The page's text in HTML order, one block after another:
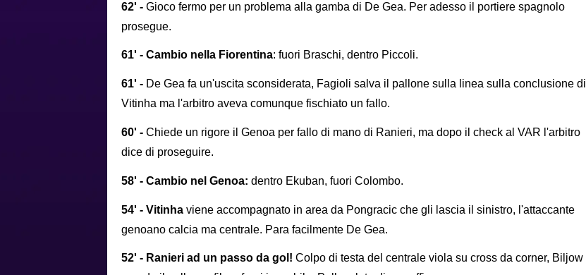
62' - Gioco fermo per un problema alla gamba di De Gea. Per adesso il portiere spagnolo
prosegue.
61' - Cambio nella Fiorentina: fuori Braschi, dentro Piccoli.
61' - De Gea fa un'uscita sconsiderata, Fagioli salva il pallone sulla linea sulla conclusione di
Vitinha ma l'arbitro aveva comunque fischiato un fallo.
60' - Chiede un rigore il Genoa per fallo di mano di Ranieri, ma dopo il check al VAR l'arbitro
dice di proseguire.
58' - Cambio nel Genoa: dentro Ekuban, fuori Colombo.
54' - Vitinha viene accompagnato in area da Pongracic che gli lascia il sinistro, l'attaccante
genoano calcia ma centrale. Para facilmente De Gea.
52' - Ranieri ad un passo da gol! Colpo di testa del centrale viola su cross da corner, Biljow